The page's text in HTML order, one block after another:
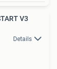
V3
Details